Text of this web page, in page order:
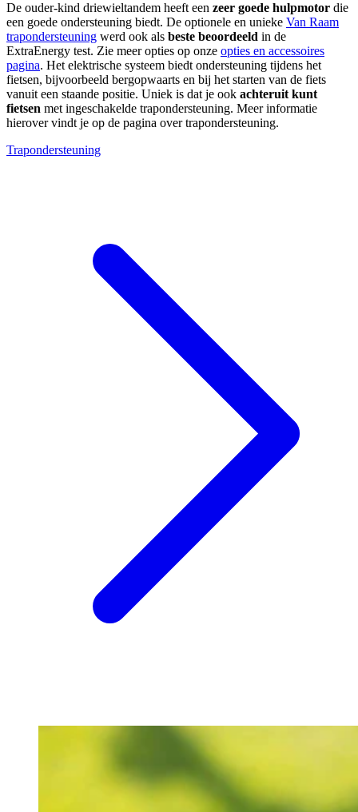
De ouder-kind driewieltandem heeft een zeer goede hulpmotor die
een goede ondersteuning biedt. De optionele en unieke Van Raam
trapondersteuning werd ook als beste beoordeeld in de
ExtraEnergy test. Zie meer opties op onze opties en accessoires
pagina. Het elektrische systeem biedt ondersteuning tijdens het
fietsen, bijvoorbeeld bergopwaarts en bij het starten van de fiets
vanuit een staande positie. Uniek is dat je ook achteruit kunt
fietsen met ingeschakelde trapondersteuning. Meer informatie
hierover vindt je op de pagina over trapondersteuning.
Trapondersteuning